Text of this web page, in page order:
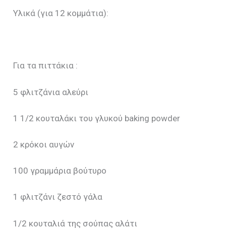
Υλικά (για 12 κομμάτια):
Για τα πιττάκια :
5 φλιτζάνια αλεύρι
1 1/2 κουταλάκι του γλυκού baking powder
2 κρόκοι αυγών
100 γραμμάρια βούτυρο
1 φλιτζάνι ζεστό γάλα
1/2 κουταλιά της σούπας αλάτι